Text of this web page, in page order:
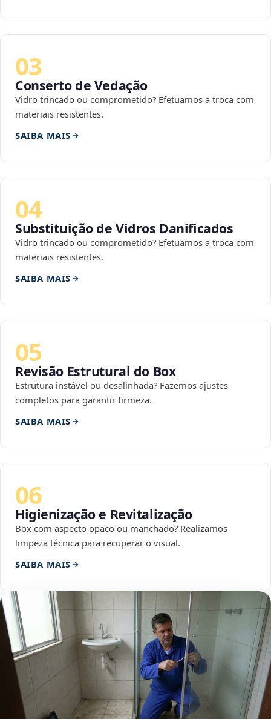
03
Conserto de Vedação
Vidro trincado ou comprometido? Efetuamos a troca com
materiais resistentes.
SAIBA MAIS
04
Substituição de Vidros Danificados
Vidro trincado ou comprometido? Efetuamos a troca com
materiais resistentes.
SAIBA MAIS
05
Revisão Estrutural do Box
Estrutura instável ou desalinhada? Fazemos ajustes
completos para garantir firmeza.
SAIBA MAIS
06
Higienização e Revitalização
Box com aspecto opaco ou manchado? Realizamos
limpeza técnica para recuperar o visual.
SAIBA MAIS